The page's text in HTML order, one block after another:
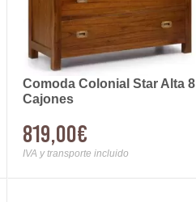
Comoda Colonial Star Alta 8
Cajones
819,00€
IVA y transporte incluido